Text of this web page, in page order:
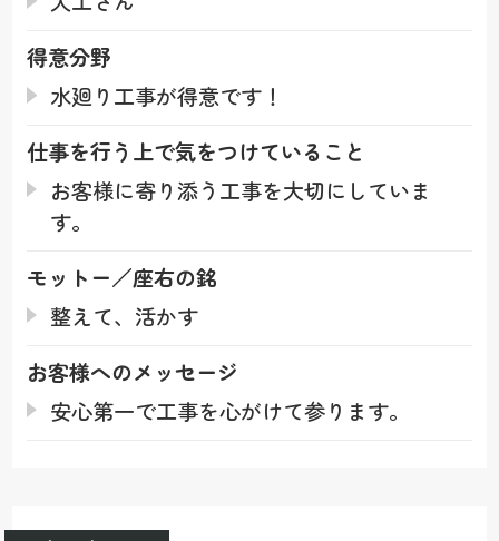
得意分野
水廻り工事が得意です！
仕事を行う上で気をつけていること
お客様に寄り添う工事を大切にしていま
す。
モットー／座右の銘
整えて、活かす
お客様へのメッセージ
安心第一で工事を心がけて参ります。